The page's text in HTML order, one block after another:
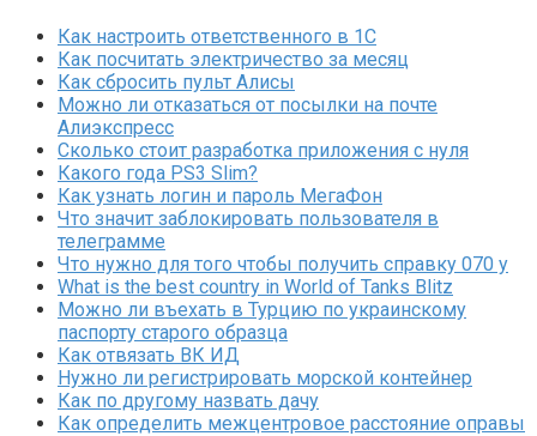
Как настроить ответственного в 1С
Как посчитать электричество за месяц
Как сбросить пульт Алисы
Можно ли отказаться от посылки на почте
Алиэкспресс
Сколько стоит разработка приложения с нуля
Какого года PS3 Slim?
Как узнать логин и пароль МегаФон
Что значит заблокировать пользователя в
телеграмме
Что нужно для того чтобы получить справку 070 у
What is the best country in World of Tanks Blitz
Можно ли въехать в Турцию по украинскому
паспорту старого образца
Как отвязать ВК ИД
Нужно ли регистрировать морской контейнер
Как по другому назвать дачу
Как определить межцентровое расстояние оправы